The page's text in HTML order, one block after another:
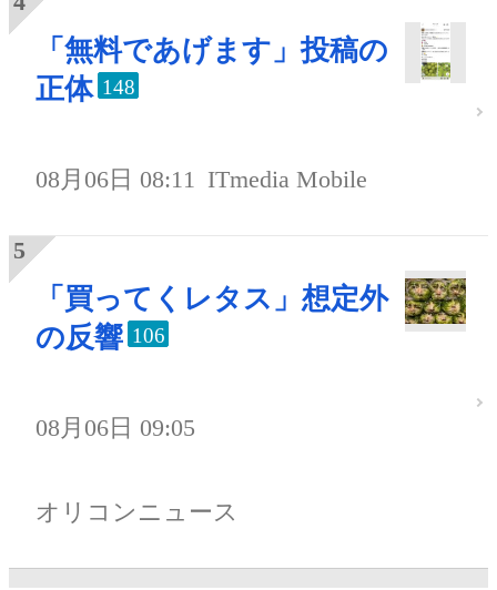
「無料であげます」投稿の
正体 148
08月06日 08:11 ITmedia Mobile
「買ってくレタス」想定外
の反響 106
08月06日 09:05
オリコンニュース